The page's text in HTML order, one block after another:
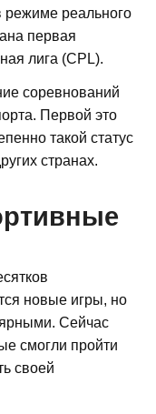
режиме реального
первая
лига (CPL).
соревнований
Первой это
такой статус
странах.
новые игры, но
Сейчас
смогли пройти
своей